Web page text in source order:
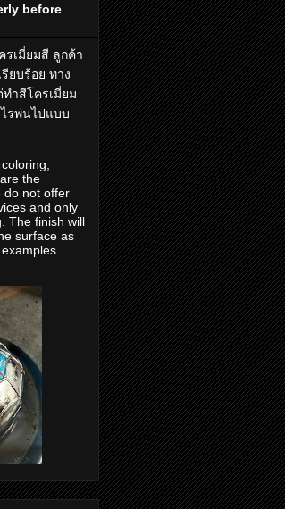
before
รเมี่ยมสี ลูกค้า
รียบร้อย ทาง
ทำสีโครเมี่ยม
รพ่นไปแบบ
the
do not offer
and only
The finish will
surface as